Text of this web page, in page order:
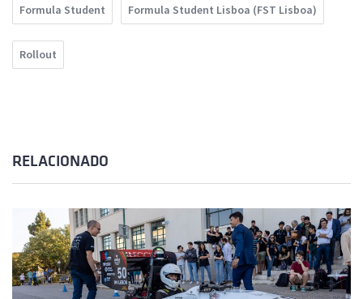
Formula Student Formula Student Lisboa (FST Lisboa)
Rollout
RELACIONADO